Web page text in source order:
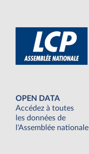
OPEN DATA
Accédez à toutes
les données de
l'Assemblée nationale